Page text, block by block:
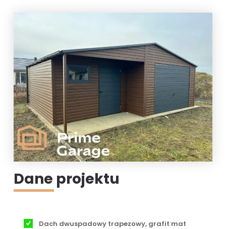
Dane projektu
Dach dwuspadowy trapezowy, grafit mat